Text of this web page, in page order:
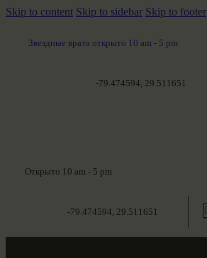
Skip to content Skip to sidebar Skip to footer
Звездные врата открыто 10 am - 5 pm
-79.474594, 29.511651
Открыто 10 am - 5 pm
-79.474594, 29.511651